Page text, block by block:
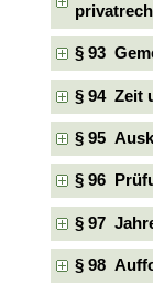
§ 93
§ 94 Zeit
§ 95
§ 96
§ 97
§ 98